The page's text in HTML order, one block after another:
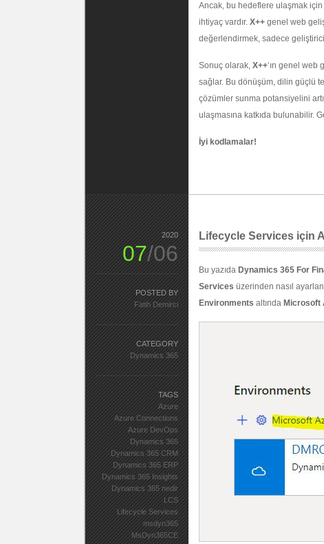
Ancak, bu hedeflere ulaşmak
ihtiyaç vardır. X++ genel web
değerlendirmek, sadece
Sonuç olarak, X++‘ın genel
sağlar. Bu dönüşüm, dilin güçlü
çözümler sunma potansiyelini
ulaşmasına katkıda bulunabilir.
İyi kodlamalar!
Lifecycle Services için
Bu yazıda Dynamics 365 For
Services üzerinden nasıl
Environments altında Microsoft
2020
07/06
POSTED BY
Fatih Demirci
CATEGORY
Dynamics 365
TAGS
Azure
Azure Connections
Azure DevOps
Dynamics 365
Dynamics 365 CRM
Dynamics 365 ERP
Dynamics 365 Insights
Dynamics 365 nedir
LCS
Lifecycle Services
msdyn365
MsDyn365CE